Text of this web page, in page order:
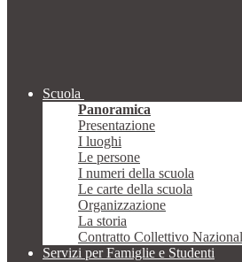
Scuola
Panoramica
Presentazione
I luoghi
Le persone
I numeri della scuola
Le carte della scuola
Organizzazione
La storia
Contratto Collettivo
Servizi per Famiglie e Studenti